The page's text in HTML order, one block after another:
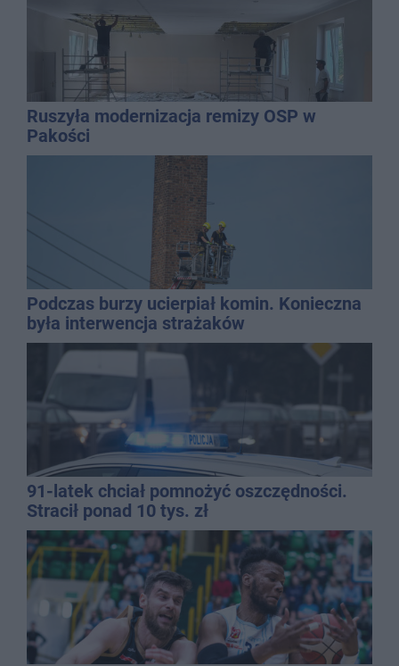
Ruszyła modernizacja remizy OSP w
Pakości
Podczas burzy ucierpiał komin. Konieczna
była interwencja strażaków
91-latek chciał pomnożyć oszczędności.
Stracił ponad 10 tys. zł